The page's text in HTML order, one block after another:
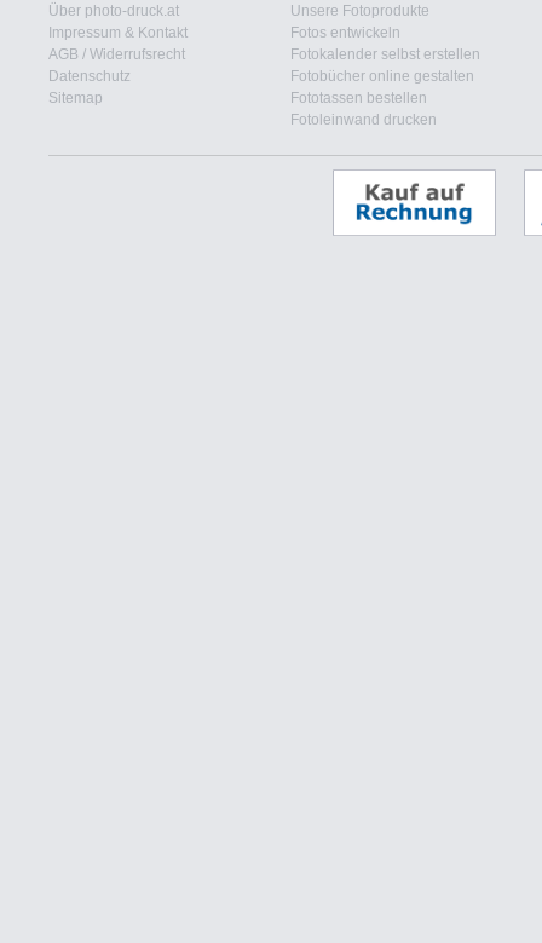
Über photo-druck.at
Impressum & Kontakt
AGB / Widerrufsrecht
Datenschutz
Sitemap
Unsere Fotoprodukte
Fotos entwickeln
Fotokalender selbst erstellen
Fotobücher online gestalten
Fototassen bestellen
Fotoleinwand drucken